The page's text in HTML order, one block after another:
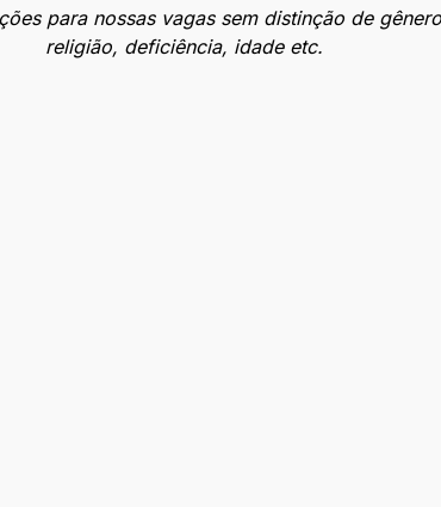
para nossas vagas sem distinção de
religião, deficiência, idade etc.